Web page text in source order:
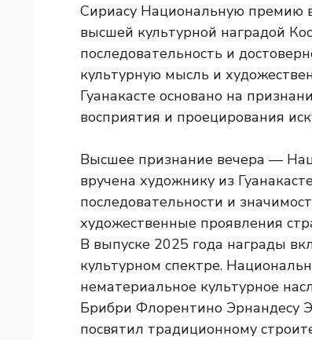
Сириасу Национальную премию
высшей культурной наградой
последовательность и
культурную мысль и
Гуанакасте основано на
восприятия и проецирования
Высшее признание вечера —
вручена художнику из
последовательности и
художественные проявления
В выпуске 2025 года награды
культурном спектре.
нематериальное культурное
Брибри Флорентино Эрнандесу
посвятил традиционному